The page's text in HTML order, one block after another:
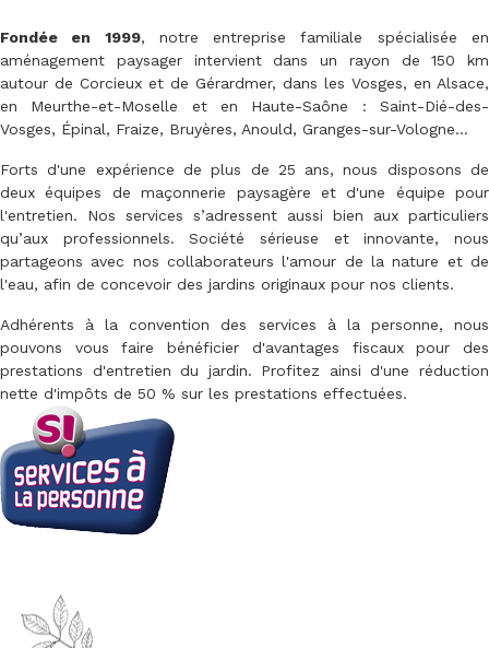
Fondée en 1999, notre entreprise familiale spécialisée en
aménagement paysager intervient dans un rayon de 150 km
autour de Corcieux et de Gérardmer, dans les Vosges, en Alsace,
en Meurthe-et-Moselle et en Haute-Saône : Saint-Dié-des-
Vosges, Épinal, Fraize, Bruyères, Anould, Granges-sur-Vologne…
Forts d'une expérience de plus de 25 ans, nous disposons de
deux équipes de maçonnerie paysagère et d'une équipe pour
l'entretien. Nos services s’adressent aussi bien aux particuliers
qu’aux professionnels. Société sérieuse et innovante, nous
partageons avec nos collaborateurs l'amour de la nature et de
l'eau, afin de concevoir des jardins originaux pour nos clients.
Adhérents à la convention des services à la personne, nous
pouvons vous faire bénéficier d'avantages fiscaux pour des
prestations d'entretien du jardin. Profitez ainsi d'une réduction
nette d'impôts de 50 % sur les prestations effectuées.